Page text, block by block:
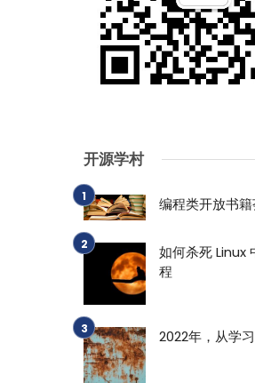
开源学村
编程类开放书
如何杀死 Linux
程
2022年，从学